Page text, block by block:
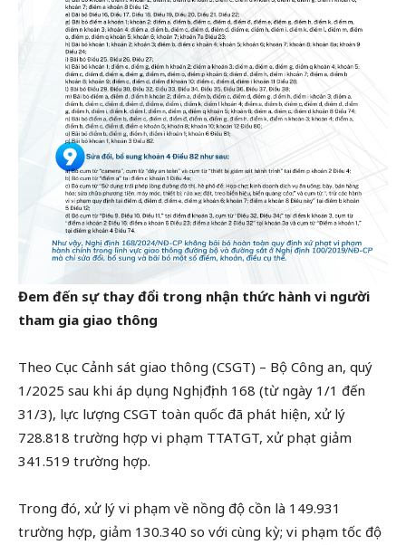
Đem đến sự thay đổi trong nhận thức hành vi người
tham gia giao thông
Theo Cục Cảnh sát giao thông (CSGT) – Bộ Công an, quý
1/2025 sau khi áp dụng Nghị định 168 (từ ngày 1/1 đến
31/3), lực lượng CSGT toàn quốc đã phát hiện, xử lý
728.818 trường hợp vi phạm TTATGT, xử phạt giảm
341.519 trường hợp.
Trong đó, xử lý vi phạm về nồng độ cồn là 149.931
trường hợp, giảm 130.340 so với cùng kỳ; vi phạm tốc độ